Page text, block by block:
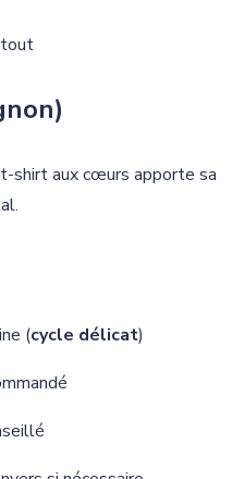
shirt aux cœurs apporte sa
(cycle délicat)